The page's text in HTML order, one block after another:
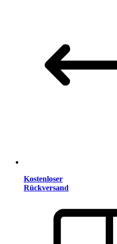
Kostenloser
Rückversand